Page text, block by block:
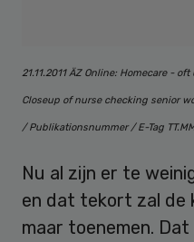
21.11.2011 ÄZ Online: Homecare -
Closeup of nurse checking senior
/ Publikationsnummer / E-Tag
Nu al zijn er te
en dat tekort zal de
maar toenemen.